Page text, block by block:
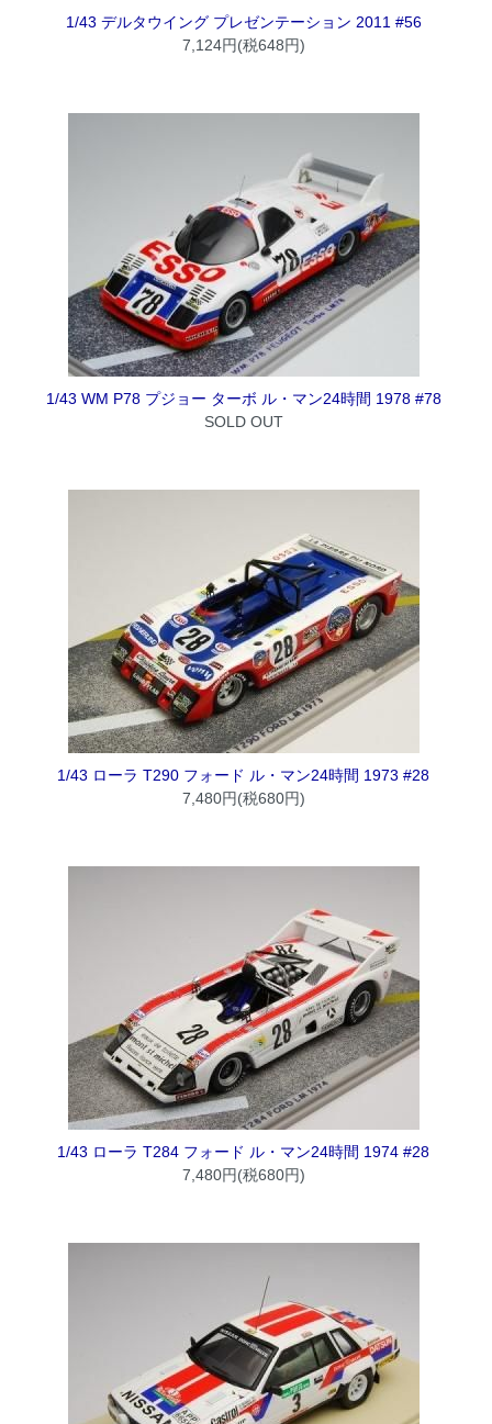
1/43 デルタウイング プレゼンテーション 2011 #56
7,124円(税648円)
1/43 WM P78 プジョー ターボ ル・マン24時間 1978 #78
SOLD OUT
1/43 ローラ T290 フォード ル・マン24時間 1973 #28
7,480円(税680円)
1/43 ローラ T284 フォード ル・マン24時間 1974 #28
7,480円(税680円)